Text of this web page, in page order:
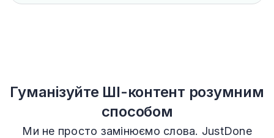
Гуманізуйте ШІ-контент розумним
способом
Ми не просто замінюємо слова. JustDone